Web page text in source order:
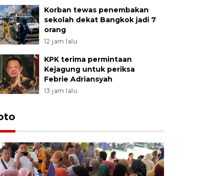
Korban tewas penembakan
sekolah dekat Bangkok jadi 7
orang
12 jam lalu
KPK terima permintaan
Kejagung untuk periksa
Febrie Adriansyah
13 jam lalu